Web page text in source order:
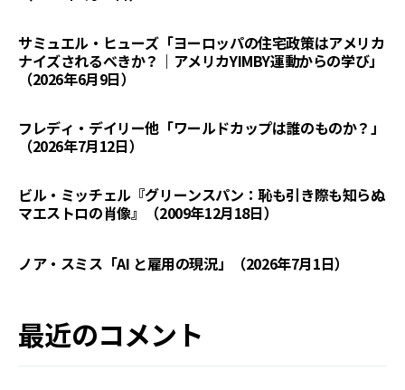
サミュエル・ヒューズ「ヨーロッパの住宅政策はアメリカ
ナイズされるべきか？｜アメリカYIMBY運動からの学び」
（2026年6月9日）
フレディ・デイリー他「ワールドカップは誰のものか？」
（2026年7月12日）
ビル・ミッチェル『グリーンスパン：恥も引き際も知らぬ
マエストロの肖像』（2009年12月18日）
ノア・スミス「AI と雇用の現況」（2026年7月1日）
最近のコメント